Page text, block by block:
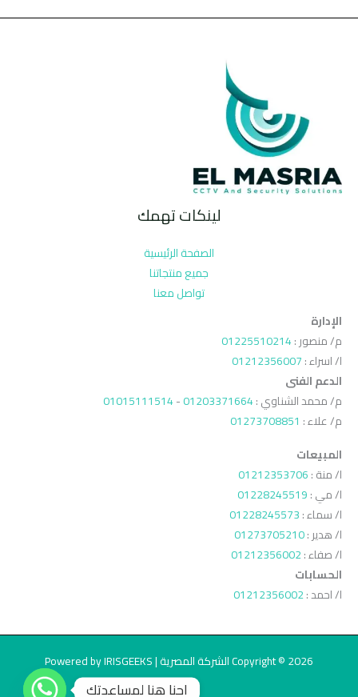
لينكات تهمك
الصفحة الرئيسية
جميع منتجاتنا
تواصل معنا
الإدارة
م/ منصور :01225510214
ا/ اسراء :01212356007
الدعم الفنى
م/ محمد الشناوي :01203371664
-
01015111514
م/ علاء : 01273708851
المبيعات
ا/ منة :01212353706
ا/ مي :01228245519
ا/ سماء :01228245573
ا/ هدير :01273705210
ا/ صفاء :01212356002
الحسابات
ا/ احمد :01212356002
Copyright © 2026 الشركة المصرية | Powered by IRISGEEKS
احنا هنا لمساعدتك